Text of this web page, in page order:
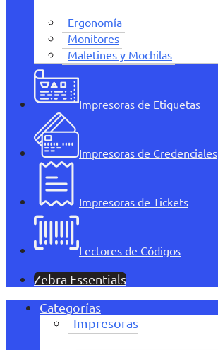
Ergonomía
Monitores
Maletines y Mochilas
Impresoras de Etiquetas
Impresoras de Credenciales
Impresoras de Tickets
Lectores de Códigos
Zebra Essentials
Categorías
Impresoras